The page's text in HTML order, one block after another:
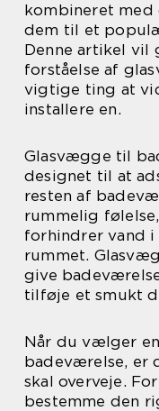
kombineret
dem til et
Denne artikel vil
forståelse af
vigtige ting at
installere en.
Glasvægge til
designet til at
resten af
rummelig
forhindrer vand i
rummet.
give
tilføje et smukt
Når du vælger
badeværelse, er
skal overveje.
bestemme den